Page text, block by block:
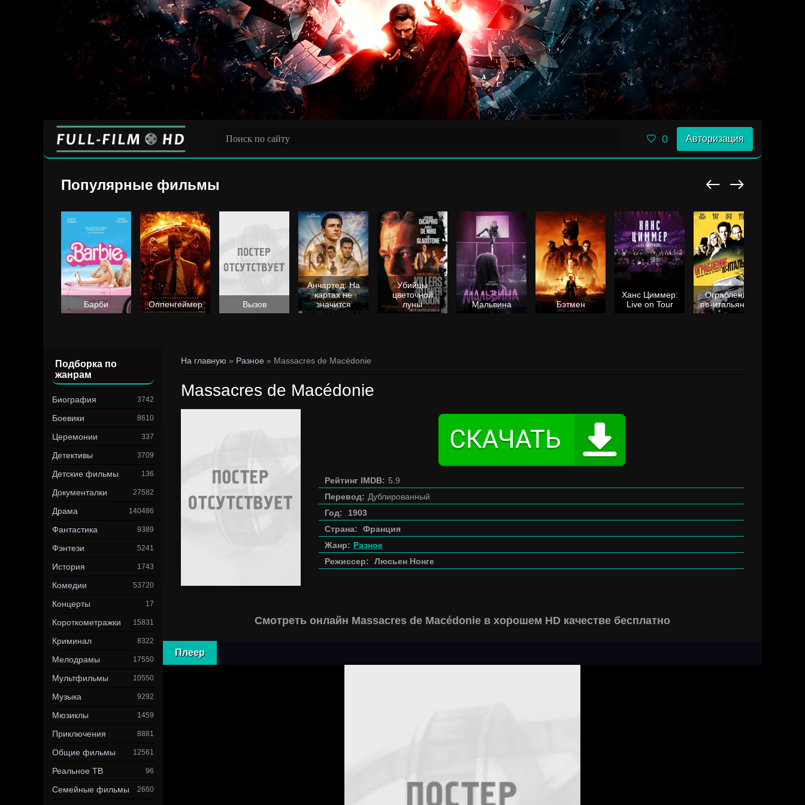
0 Авторизация
Популярные фильмы
Барби Оппенгеймер Вызов
Анчартед: На
картах не
значится
Убийцы
цветочной
луны
Мальвина Бэтмен
Ханс Циммер:
Live on Tour
Ограбление
по-итальянски
Подборка по
жанрам
Биография 3742
Боевики 8610
Церемонии 337
Детективы 3709
Детские фильмы 136
Документалки 27582
Драма 140486
Фантастика 9389
Фэнтези 5241
История 1743
Комедии 53720
Концерты 17
Короткометражки 15831
Криминал 8322
Мелодрамы 17550
Мультфильмы 10550
Музыка 9292
Мюзиклы 1459
Приключения 8881
Общие фильмы 12561
Реальное ТВ 96
Семейные фильмы 2660
На главную » Разное » Massacres de Macédonie
Massacres de Macédonie
Рейтинг IMDB: 5.9
Перевод: Дублированный
Год:
1903
Страна:
Франция
Жанр: Разное
Режиссер:
Люсьен Нонге
Смотреть онлайн Massacres de Macédonie в хорошем HD качестве бесплатно
Плеер